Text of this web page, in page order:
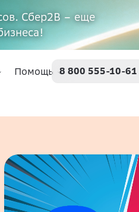
Сбер2В – еще
Помощь 8 800 555-10-61